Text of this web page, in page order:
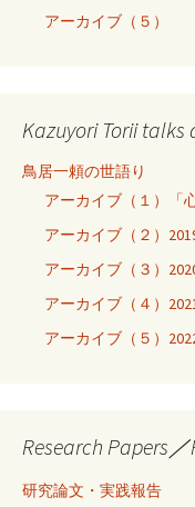
アーカイブ（５）
Kazuyori Torii
鳥居一頼の世語り
アーカイブ（１）「
アーカイブ（２）
アーカイブ（３）
アーカイブ（４）
アーカイブ（５）
Research Papers
研究論文・実践報告